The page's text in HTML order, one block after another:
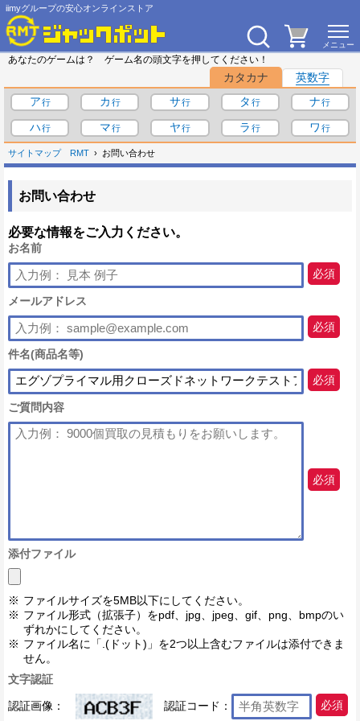
iimyグループの安心オンラインストア
あなたのゲームは？ ゲーム名の頭文字を押してください！
カタカナ
英数字
ア
カ サ タ
ナ
ハ
マ ヤ ラ ワ
サイトマップ RMT お問い合わせ
お問い合わせ
必要な情報をご入力ください。
お名前
必須
メールアドレス
必須
件名(商品名等)
必須
ご質問内容
必須
添付ファイル
ファイルサイズを5MB以下にしてください。
ファイル形式（拡張子）をpdf、jpg、jpeg、gif、png、bmpのい
ずれかにしてください。
ファイル名に「.(ドット)」を2つ以上含むファイルは添付できま
せん。
文字認証
認証画像： 認証コード： 必須